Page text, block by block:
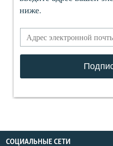
СОЦИАЛЬНЫЕ СЕТИ